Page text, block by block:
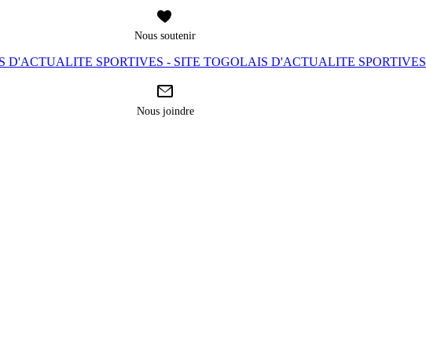
Nous soutenir
D'ACTUALITE SPORTIVES - SITE TOGOLAIS D'ACTUALITE SPORTIVES
Nous joindre